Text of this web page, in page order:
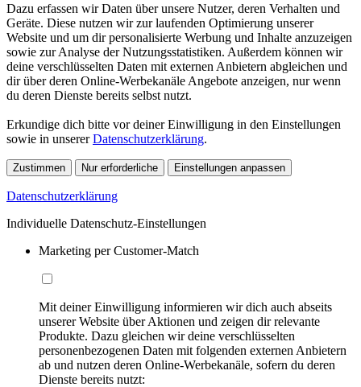
Dazu erfassen wir Daten über unsere Nutzer, deren Verhalten und
Geräte. Diese nutzen wir zur laufenden Optimierung unserer
Website und um dir personalisierte Werbung und Inhalte anzuzeigen
sowie zur Analyse der Nutzungsstatistiken. Außerdem können wir
deine verschlüsselten Daten mit externen Anbietern abgleichen und
dir über deren Online-Werbekanäle Angebote anzeigen, nur wenn
du deren Dienste bereits selbst nutzt.
Erkundige dich bitte vor deiner Einwilligung in den Einstellungen
sowie in unsererDatenschutzerklärung.
Zustimmen Nur erforderliche Einstellungen anpassen
Datenschutzerklärung
Individuelle Datenschutz-Einstellungen
Marketing per Customer-Match
Mit deiner Einwilligung informieren wir dich auch abseits
unserer Website über Aktionen und zeigen dir relevante
Produkte. Dazu gleichen wir deine verschlüsselten
personenbezogenen Daten mit folgenden externen Anbietern
ab und nutzen deren Online-Werbekanäle, sofern du deren
Dienste bereits nutzt: